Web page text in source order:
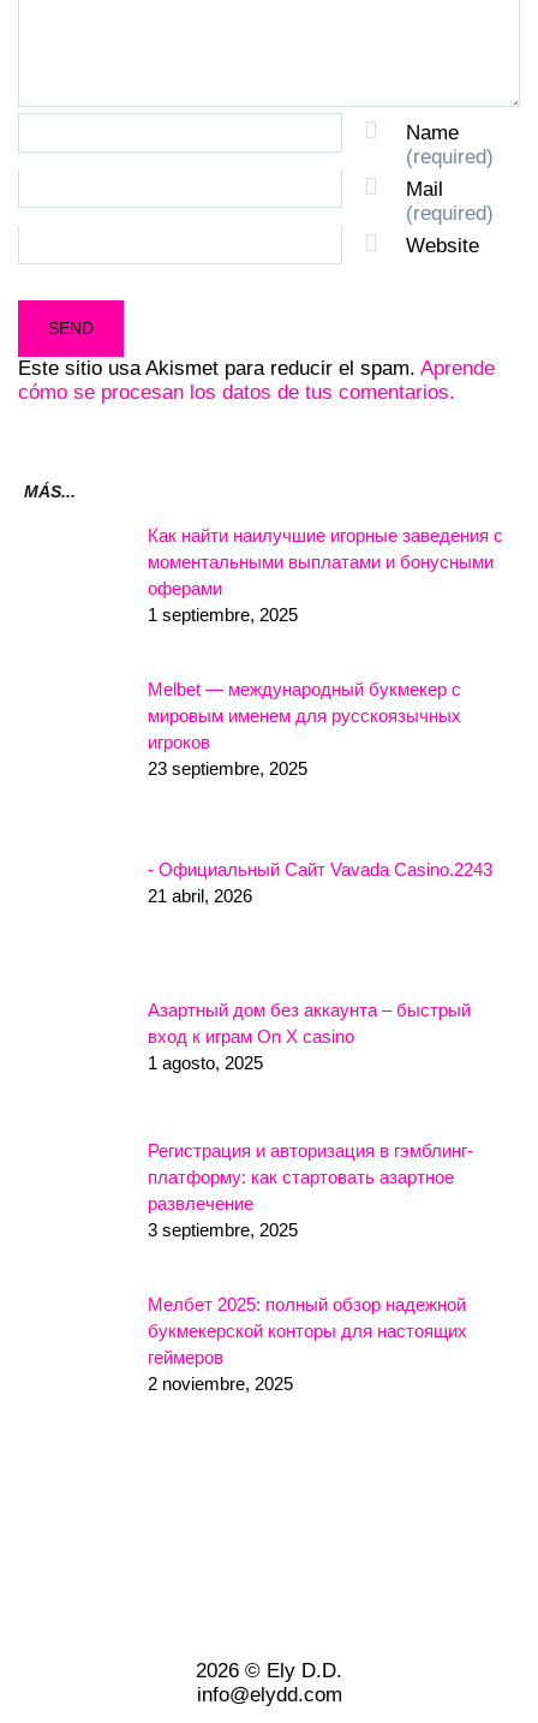
Name
(required)
Mail
(required)
Website
Este sitio usa Akismet para reducir el spam. Aprende
cómo se procesan los datos de tus comentarios.
MÁS...
Как найти наилучшие игорные заведения с
моментальными выплатами и бонусными
оферами
1 septiembre, 2025
Melbet — международный букмекер с
мировым именем для русскоязычных
игроков
23 septiembre, 2025
- Официальный Сайт Vavada Casino.2243
21 abril, 2026
Азартный дом без аккаунта – быстрый
вход к играм On X casino
1 agosto, 2025
Регистрация и авторизация в гэмблинг-
платформу: как стартовать азартное
развлечение
3 septiembre, 2025
Мелбет 2025: полный обзор надежной
букмекерской конторы для настоящих
геймеров
2 noviembre, 2025
2026 © Ely D.D.
info@elydd.com